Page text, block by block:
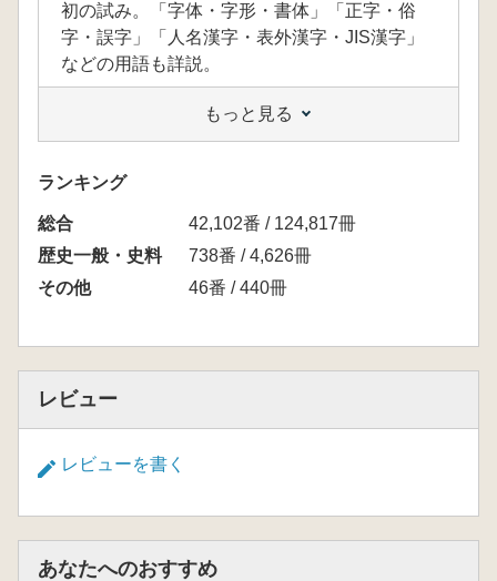
初の試み。「字体・字形・書体」「正字・俗
字・誤字」「人名漢字・表外漢字・JIS漢字」
などの用語も詳説。
「BOOKデータベース」 より
もっと見る
ランキング
総合
42,102番 / 124,817冊
歴史一般・史料
738番 / 4,626冊
その他
46番 / 440冊
レビュー
レビューを書く
あなたへのおすすめ